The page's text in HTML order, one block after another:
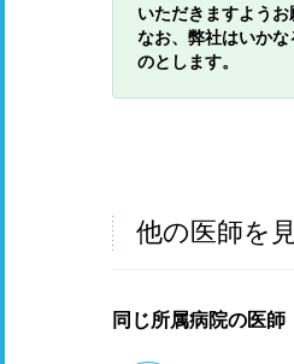
いただきますようお
なお、弊社はいか
のとします。
他の医師を
同じ所属病院の医師